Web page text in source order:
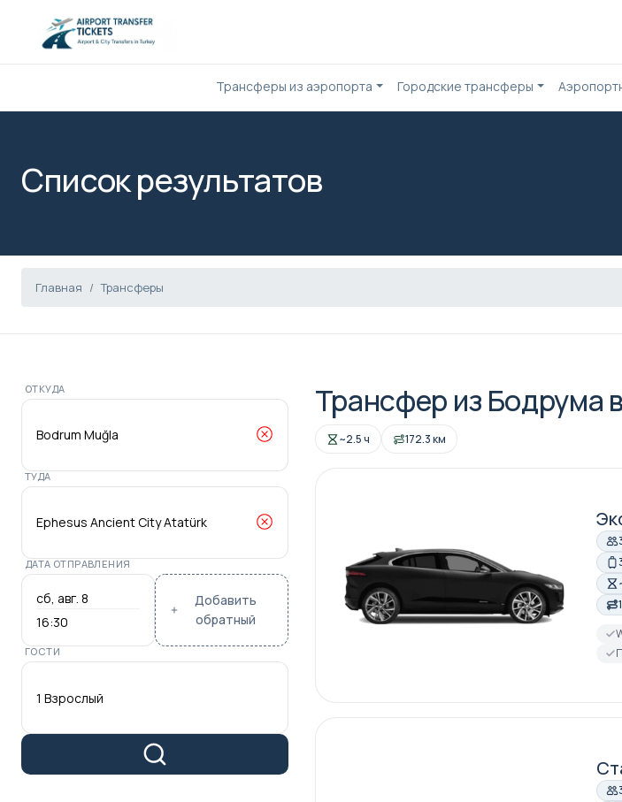
Трансферы из аэропорта Городские трансферы
Список результатов
Главная Трансферы
ОТКУДА
ТУДА
ДАТА ОТПРАВЛЕНИЯ
16:30
Добавить
обратный
ГОСТИ
1 Взрослый
Трансфер из Бодрума
~2.5 ч 172.3 км